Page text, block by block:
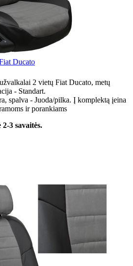
Ducato
2 vietų Fiat Ducato, metų
- Standart.
spalva - Juoda/pilka. Į komplektą įeina
ir porankiams
3 savaitės.